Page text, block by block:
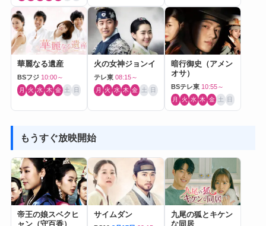
華麗なる遺産
BSフジ 10:00～
月 火 水 木 金 土 日
火の女神ジョンイ
テレ東 08:15～
月 火 水 木 金 土 日
暗行御史（アメン
オサ）
BSテレ東 10:55～
月 火 水 木 金 土 日
もうすぐ放映開始
帝王の娘スベクヒ
ャン（守百香）
サイムダン
九尾の狐とキケン
な同居